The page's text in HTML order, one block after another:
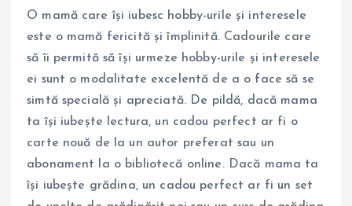
O mamă care își iubesc hobby-urile și interesele
este o mamă fericită și împlinită. Cadourile care
să îi permită să își urmeze hobby-urile și interesele
ei sunt o modalitate excelentă de a o face să se
simtă specială și apreciată. De pildă, dacă mama
ta își iubește lectura, un cadou perfect ar fi o
carte nouă de la un autor preferat sau un
abonament la o bibliotecă online. Dacă mama ta
își iubește grădina, un cadou perfect ar fi un set